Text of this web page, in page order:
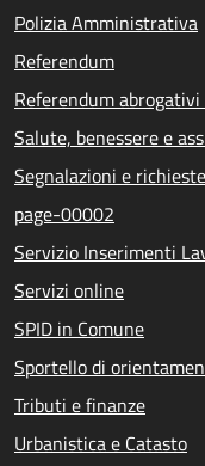
Polizia Amministrativa
Referendum
Referendum
Salute, benessere e
Segnalazioni e richieste
page-00002
Servizio Inserimenti
Servizi online
SPID in Comune
Sportello di
Tributi e finanze
Urbanistica e Catasto